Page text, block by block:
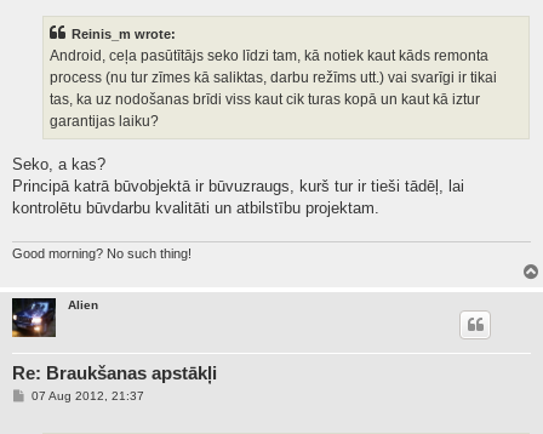
Reinis_m wrote:
Android, ceļa pasūtītājs seko līdzi tam, kā notiek kaut kāds remonta
process (nu tur zīmes kā saliktas, darbu režīms utt.) vai svarīgi ir tikai
tas, ka uz nodošanas brīdi viss kaut cik turas kopā un kaut kā iztur
garantijas laiku?
Seko, a kas?
Principā katrā būvobjektā ir būvuzraugs, kurš tur ir tieši tādēļ, lai
kontrolētu būvdarbu kvalitāti un atbilstību projektam.
Good morning? No such thing!
Alien
Re: Braukšanas apstākļi
P07 Aug 2012, 21:37